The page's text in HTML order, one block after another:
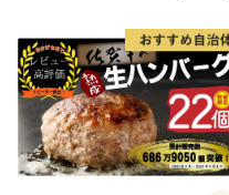
切り身 魚 わけあり